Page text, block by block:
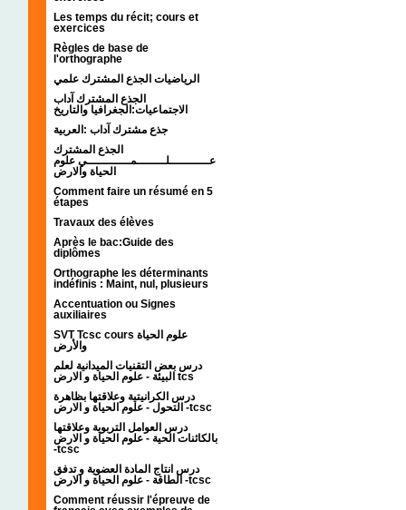
Les temps du récit; cours et
exercices
Règles de base de
l'orthographe
الرياضيات الجذع المشترك علمي
الجذع المشترك آداب
الاجتماعيات:الجغرافيا والتاريخ
جذع مشترك آداب :العربية
الجذع المشترك
عـــــــــــلــــــــمــــــــــــي علوم
الحياة والارض
Comment faire un résumé en 5
étapes
Travaux des élèves
Après le bac:Guide des
diplômes
Orthographe les déterminants
indéfinis : Maint, nul, plusieurs
Accentuation ou Signes
auxiliaires
SVT Tcsc cours علوم الحياة
والأرض
درس بعض التقنيات الميدانية لعلم
البيئة - علوم الحياة و الارض tcs
درس الكرانيتية وعلاقتها بظاهرة
التحول - علوم الحياة و الارض -tcsc
درس العوامل التربوية وعلاقتها
بالكائنات الحية - علوم الحياة و الارض
-tcsc
درس انتاج المادة العضوية و تدفق
الطاقة - علوم الحياة و الارض -tcsc
Comment réussir l'épreuve de